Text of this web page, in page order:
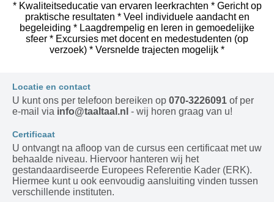
* Kwaliteitseducatie van ervaren leerkrachten * Gericht op
praktische resultaten * Veel individuele aandacht en
begeleiding * Laagdrempelig en leren in gemoedelijke
sfeer * Excursies met docent en medestudenten (op
verzoek) * Versnelde trajecten mogelijk *
Locatie en contact
U kunt ons per telefoon bereiken op 070-3226091 of per
e-mail via info@taaltaal.nl - wij horen graag van u!
Certificaat
U ontvangt na afloop van de cursus een certificaat met uw
behaalde niveau. Hiervoor hanteren wij het
gestandaardiseerde Europees Referentie Kader (ERK).
Hiermee kunt u ook eenvoudig aansluiting vinden tussen
verschillende instituten.